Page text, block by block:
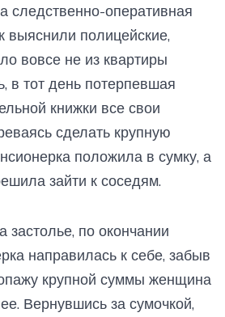
следственно-оперативная
выяснили полицейские,
вовсе не из квартиры
в тот день потерпевшая
книжки все свои
сделать крупную
положила в сумку, а
зайти к соседям.
застолье, по окончании
направилась к себе, забыв
крупной суммы женщина
Вернувшись за сумочкой,